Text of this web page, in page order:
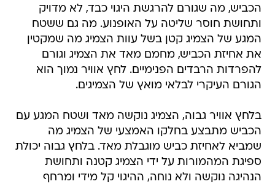
הכביש, מה שגורם להרגשת היגוי כבד, לא מדויק
ותחושת חוסר שליטה על האופנוע. מה גם ששטח
המגע של הצמיג קטן בשל עוות הצמיג מה שמקטין
את אחיזת הכביש, מחמם מאד את הצמיג וגורם
להפרדות הרבדים הפנימיים. לחץ אוויר נמוך הוא
הגורם העיקרי לבלאי מואץ של הצמיגים.
בלחץ אוויר גבוה, הצמיג נוקשה מאד ושטח המגע עם
הכביש מתבצע בחלקו האמצעי של הצמיג מה
שמביא לאחיזת כביש מוגבלת מאד. בלחץ גבוה יכולת
ספיגת המהמורות על ידי הצמיג קטנה ותחושת
הנהיגה נוקשה ולא נוחה, ההיגוי קל מידי ומרחף